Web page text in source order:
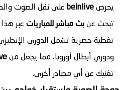
يحرصbeinlive على نقل الصوت
تبحث عنبث مباشر للمباريات عبر
تغطية حصرية تشمل الدوري الإنجليزي
ودوري أبطال أوروبا، مما يجعل من
تغنيك عن أي مصادر أخرى.